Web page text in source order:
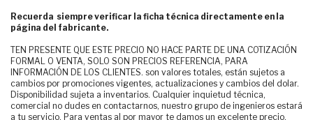
Recuerda siempre verificar la ficha técnica directamente en la
página del fabricante.
TEN PRESENTE QUE ESTE PRECIO NO HACE PARTE DE UNA COTIZACIÓN
FORMAL O VENTA, SOLO SON PRECIOS REFERENCIA, PARA
INFORMACIÓN DE LOS CLIENTES. son valores totales, están sujetos a
cambios por promociones vigentes, actualizaciones y cambios del dolar.
Disponibilidad sujeta a inventarios. Cualquier inquietud técnica,
comercial no dudes en contactarnos, nuestro grupo de ingenieros estará
a tu servicio. Para ventas al por mayor te damos un excelente precio.